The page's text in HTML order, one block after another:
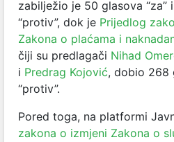
zabilježio je 50 glasova “za”
“protiv”, dok je Prijedlog
Zakona o plaćama i
čiji su predlagači Nihad
i Predrag Kojović, dobio 268
“protiv”.
Pored toga, na platformi
zakona o izmjeni Zakona o